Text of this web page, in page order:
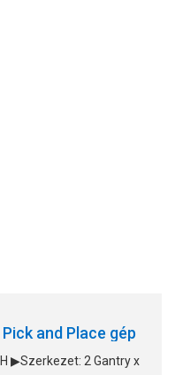
and Place gép
▶Szerkezet: 2 Gantry x